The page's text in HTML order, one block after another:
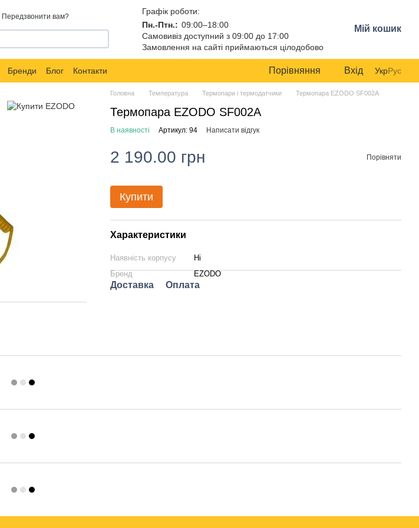
Передзвонити вам?
Графік роботи:
Пн.-Птн.: 09:00–18:00
Самовивіз доступний з 09:00 до 17:00
Замовлення на сайті приймаються цілодобово
Мій кошик
Бренди Блог Контакти Порівняння Вхід УкрРус
Головна Температура Термопари і термодатчики Термопара EZODO SF002A
Термопара EZODO SF002A
В наявності Артикул: 94 Написати відгук
2 190.00 грн Порівняти
Купити
Характеристики
Наявність корпусу
Ні
Бренд
EZODO
Доставка Оплата